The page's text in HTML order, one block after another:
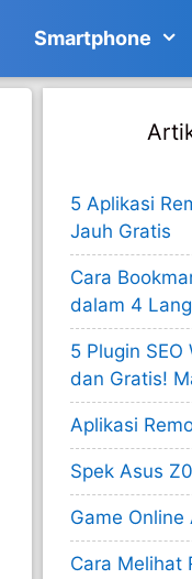
Smartphone
5 Aplikasi
Jauh Gratis
Cara
dalam 4
5 Plugin
dan Gratis!
Aplikasi
Spek Asus
Game
Cara Melihat